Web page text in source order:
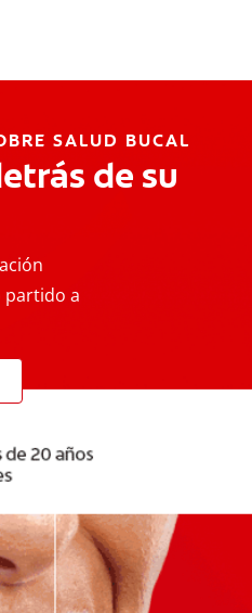
SALUD BUCAL
de su
partido a